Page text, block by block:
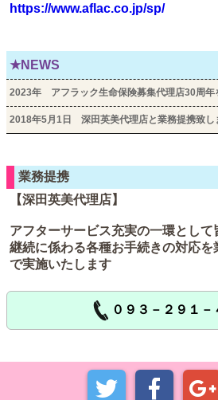
https://www.aflac.co.jp/sp/
★NEWS
2023年 アフラック生命保険募集代理店30周年
2018年5月1日 深田英美代理店と業務提携致し
業務提携
【深田英美代理店】
アフターサービス充実の一環として
継続に係わる各種お手続きの対応を
で実施いたします
０９３－２９１－